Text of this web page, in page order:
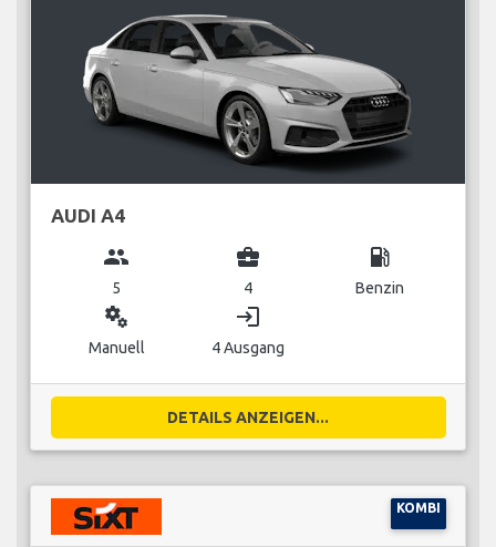
AUDI A4
group
5
business_center
4
local_gas_station
Benzin
miscellaneous_services
Manuell
login
4 Ausgang
DETAILS ANZEIGEN...
KOMBI